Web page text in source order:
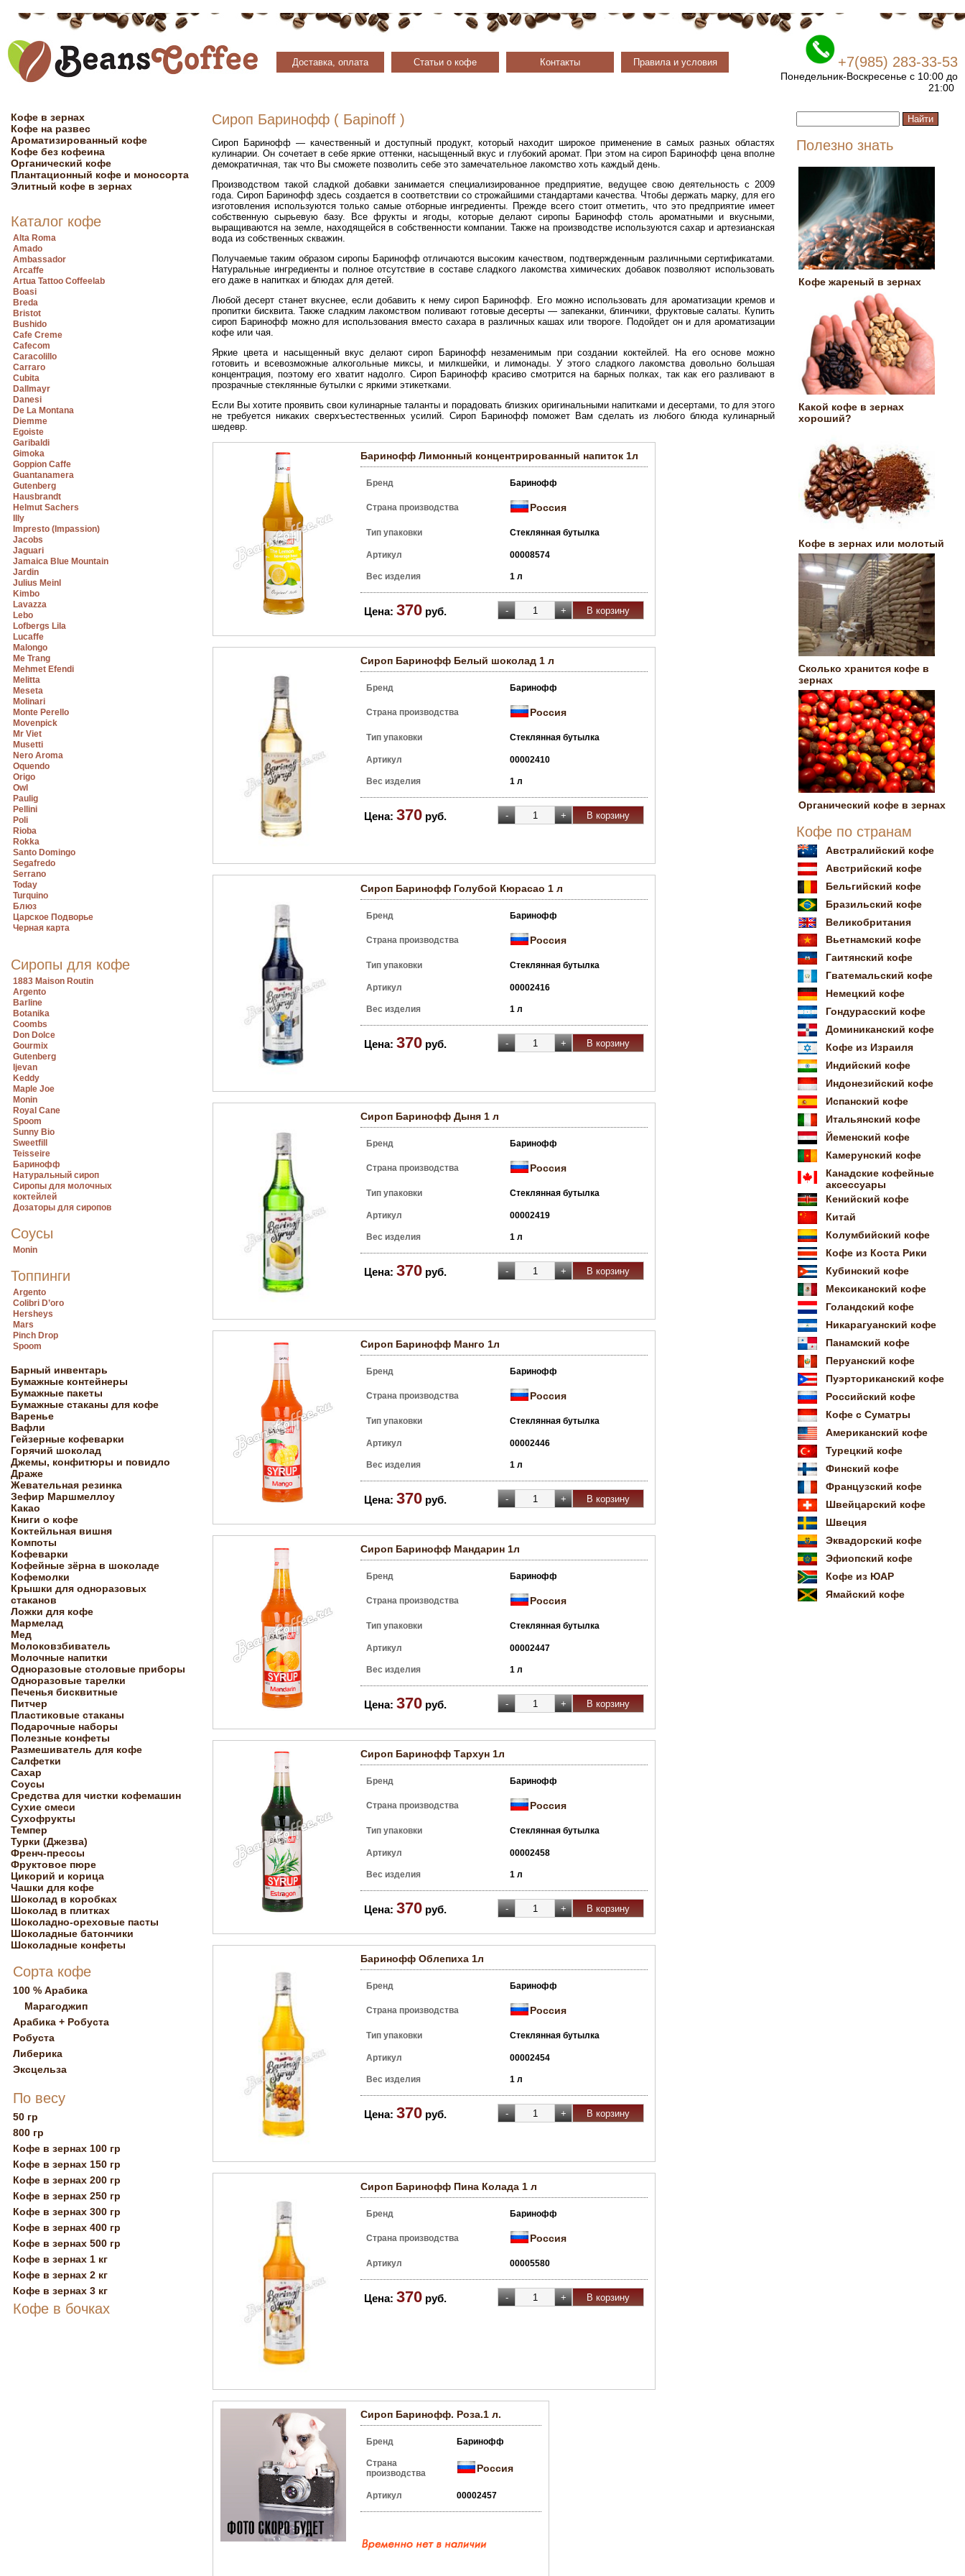
Доставка, оплата Статьи о кофе Контакты Правила и условия +7(985) 283-33-53
Понедельник-Воскресенье с 10:00 до
21:00
Кофе в зернах
Кофе на развес
Ароматизированный кофе
Кофе без кофеина
Органический кофе
Плантационный кофе и моносорта
Элитный кофе в зернах
Каталог кофе
Alta Roma
Amado
Ambassador
Arcaffe
Artua Tattoo Coffeelab
Boasi
Breda
Bristot
Bushido
Cafe Creme
Cafecom
Caracolillo
Carraro
Cubita
Dallmayr
Danesi
De La Montana
Diemme
Egoiste
Garibaldi
Gimoka
Goppion Caffe
Guantanamera
Gutenberg
Hausbrandt
Helmut Sachers
Illy
Impresto (Impassion)
Jacobs
Jaguari
Jamaica Blue Mountain
Jardin
Julius Meinl
Kimbo
Lavazza
Lebo
Lofbergs Lila
Lucaffe
Malongo
Me Trang
Mehmet Efendi
Melitta
Meseta
Molinari
Monte Perello
Movenpick
Mr Viet
Musetti
Nero Aroma
Oquendo
Origo
Owl
Paulig
Pellini
Poli
Rioba
Rokka
Santo Domingo
Segafredo
Serrano
Today
Turquino
Блюз
Царское Подворье
Черная карта
Сиропы для кофе
1883 Maison Routin
Argento
Barline
Botanika
Coombs
Don Dolce
Gourmix
Gutenberg
Ijevan
Keddy
Maple Joe
Monin
Royal Cane
Spoom
Sunny Bio
Sweetfill
Teisseire
Баринофф
Натуральный сироп
Сиропы для молочных
коктейлей
Дозаторы для сиропов
Соусы
Monin
Топпинги
Argento
Colibri D’oro
Hersheys
Mars
Pinch Drop
Spoom
Барный инвентарь
Бумажные контейнеры
Бумажные пакеты
Бумажные стаканы для кофе
Варенье
Вафли
Гейзерные кофеварки
Горячий шоколад
Джемы, конфитюры и повидло
Драже
Жевательная резинка
Зефир Маршмеллоу
Какао
Книги о кофе
Коктейльная вишня
Компоты
Кофеварки
Кофейные зёрна в шоколаде
Кофемолки
Крышки для одноразовых
стаканов
Ложки для кофе
Мармелад
Мед
Молоковзбиватель
Молочные напитки
Одноразовые столовые приборы
Одноразовые тарелки
Печенья бисквитные
Питчер
Пластиковые стаканы
Подарочные наборы
Полезные конфеты
Размешиватель для кофе
Салфетки
Сахар
Соусы
Средства для чистки кофемашин
Сухие смеси
Сухофрукты
Темпер
Турки (Джезва)
Френч-прессы
Фруктовое пюре
Цикорий и корица
Чашки для кофе
Шоколад в коробках
Шоколад в плитках
Шоколадно-ореховые пасты
Шоколадные батончики
Шоколадные конфеты
Сорта кофе
100 % Арабика
Марагоджип
Арабика + Робуста
Робуста
Либерика
Эксцельза
По весу
50 гр
800 гр
Кофе в зернах 100 гр
Кофе в зернах 150 гр
Кофе в зернах 200 гр
Кофе в зернах 250 гр
Кофе в зернах 300 гр
Кофе в зернах 400 гр
Кофе в зернах 500 гр
Кофе в зернах 1 кг
Кофе в зернах 2 кг
Кофе в зернах 3 кг
Кофе в бочках
Сироп Баринофф ( Барinoff )
Сироп Баринофф — качественный и доступный продукт, который находит широкое применение в самых разных областях
кулинарии. Он сочетает в себе яркие оттенки, насыщенный вкус и глубокий аромат. При этом на сироп Баринофф цена вполне
демократичная, так что Вы сможете позволить себе это замечательное лакомство хоть каждый день.
Производством такой сладкой добавки занимается специализированное предприятие, ведущее свою деятельность с 2009
года. Сироп Баринофф здесь создается в соответствии со строжайшими стандартами качества. Чтобы держать марку, для его
изготовления используются только самые отборные ингредиенты. Прежде всего стоит отметить, что это предприятие имеет
собственную сырьевую базу. Все фрукты и ягоды, которые делают сиропы Баринофф столь ароматными и вкусными,
выращиваются на земле, находящейся в собственности компании. Также на производстве используются сахар и артезианская
вода из собственных скважин.
Получаемые таким образом сиропы Баринофф отличаются высоким качеством, подтвержденным различными сертификатами.
Натуральные ингредиенты и полное отсутствие в составе сладкого лакомства химических добавок позволяют использовать
его даже в напитках и блюдах для детей.
Любой десерт станет вкуснее, если добавить к нему сироп Баринофф. Его можно использовать для ароматизации кремов и
пропитки бисквита. Также сладким лакомством поливают готовые десерты — запеканки, блинчики, фруктовые салаты. Купить
сироп Баринофф можно для использования вместо сахара в различных кашах или твороге. Подойдет он и для ароматизации
кофе или чая.
Яркие цвета и насыщенный вкус делают сироп Баринофф незаменимым при создании коктейлей. На его основе можно
готовить и всевозможные алкогольные миксы, и милкшейки, и лимонады. У этого сладкого лакомства довольно большая
концентрация, поэтому его хватит надолго. Сироп Баринофф красиво смотрится на барных полках, так как его разливают в
прозрачные стеклянные бутылки с яркими этикетками.
Если Вы хотите проявить свои кулинарные таланты и порадовать близких оригинальными напитками и десертами, то для этого
не требуется никаких сверхъестественных усилий. Сироп Баринофф поможет Вам сделать из любого блюда кулинарный
шедевр.
Баринофф Лимонный концентрированный напиток 1л
Бренд Баринофф
Страна производства Россия
Тип упаковки Стеклянная бутылка
Артикул 00008574
Вес изделия 1 л
Цена: 370 руб.
Сироп Баринофф Белый шоколад 1 л
Бренд Баринофф
Страна производства Россия
Тип упаковки Стеклянная бутылка
Артикул 00002410
Вес изделия 1 л
Цена: 370 руб.
Сироп Баринофф Голубой Кюрасао 1 л
Бренд Баринофф
Страна производства Россия
Тип упаковки Стеклянная бутылка
Артикул 00002416
Вес изделия 1 л
Цена: 370 руб.
Сироп Баринофф Дыня 1 л
Бренд Баринофф
Страна производства Россия
Тип упаковки Стеклянная бутылка
Артикул 00002419
Вес изделия 1 л
Цена: 370 руб.
Сироп Баринофф Манго 1л
Бренд Баринофф
Страна производства Россия
Тип упаковки Стеклянная бутылка
Артикул 00002446
Вес изделия 1 л
Цена: 370 руб.
Сироп Баринофф Мандарин 1л
Бренд Баринофф
Страна производства Россия
Тип упаковки Стеклянная бутылка
Артикул 00002447
Вес изделия 1 л
Цена: 370 руб.
Сироп Баринофф Тархун 1л
Бренд Баринофф
Страна производства Россия
Тип упаковки Стеклянная бутылка
Артикул 00002458
Вес изделия 1 л
Цена: 370 руб.
Баринофф Облепиха 1л
Бренд Баринофф
Страна производства Россия
Тип упаковки Стеклянная бутылка
Артикул 00002454
Вес изделия 1 л
Цена: 370 руб.
Сироп Баринофф Пина Колада 1 л
Бренд Баринофф
Страна производства Россия
Артикул 00005580
Цена: 370 руб.
Сироп Баринофф. Роза.1 л.
Бренд Баринофф
Страна
производства
Россия
Артикул 00002457
Полезно знать
Кофе жареный в зернах
Какой кофе в зернах
хороший?
Кофе в зернах или молотый
Сколько хранится кофе в
зернах
Органический кофе в зернах
Кофе по странам
Австралийский кофе
Австрийский кофе
Бельгийский кофе
Бразильский кофе
Великобритания
Вьетнамский кофе
Гаитянский кофе
Гватемальский кофе
Немецкий кофе
Гондурасский кофе
Доминиканский кофе
Кофе из Израиля
Индийский кофе
Индонезийский кофе
Испанский кофе
Итальянский кофе
Йеменский кофе
Камерунский кофе
Канадские кофейные
аксессуары
Кенийский кофе
Китай
Колумбийский кофе
Кофе из Коста Рики
Кубинский кофе
Мексиканский кофе
Голандский кофе
Никарагуанский кофе
Панамский кофе
Перуанский кофе
Пуэрториканский кофе
Российский кофе
Кофе с Суматры
Американский кофе
Турецкий кофе
Финский кофе
Французский кофе
Швейцарский кофе
Швеция
Эквадорский кофе
Эфиопский кофе
Кофе из ЮАР
Ямайский кофе